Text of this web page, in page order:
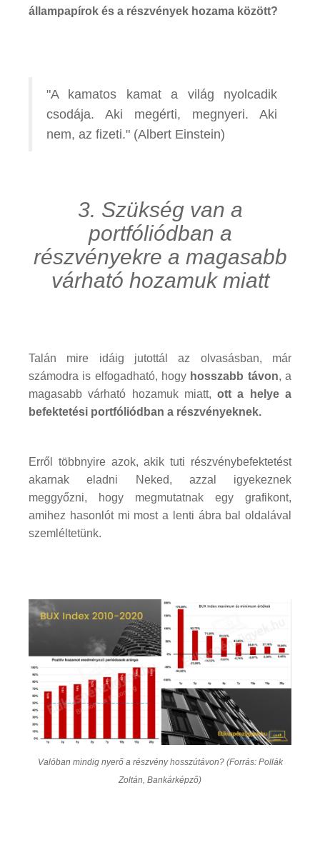
állampapírok és a részvények hozama között?
"A kamatos kamat a világ nyolcadik
csodája. Aki megérti, megnyeri. Aki
nem, az fizeti." (Albert Einstein)
3. Szükség van a
portfóliódban a
részvényekre a magasabb
várható hozamuk miatt
Talán mire idáig jutottál az olvasásban, már
számodra is elfogadható, hogy hosszabb távon, a
magasabb várható hozamuk miatt,ott a helye a
befektetési portfóliódban a részvényeknek.
Erről többnyire azok, akik tuti részvénybefektetést
akarnak eladni Neked, azzal igyekeznek
meggyőzni, hogy megmutatnak egy grafikont,
amihez hasonlót mi most a lenti ábra bal oldalával
szemléltetünk.
Valóban mindig nyerő a részvény hosszútávon? (Forrás: Pollák
Zoltán, Bankárképző)